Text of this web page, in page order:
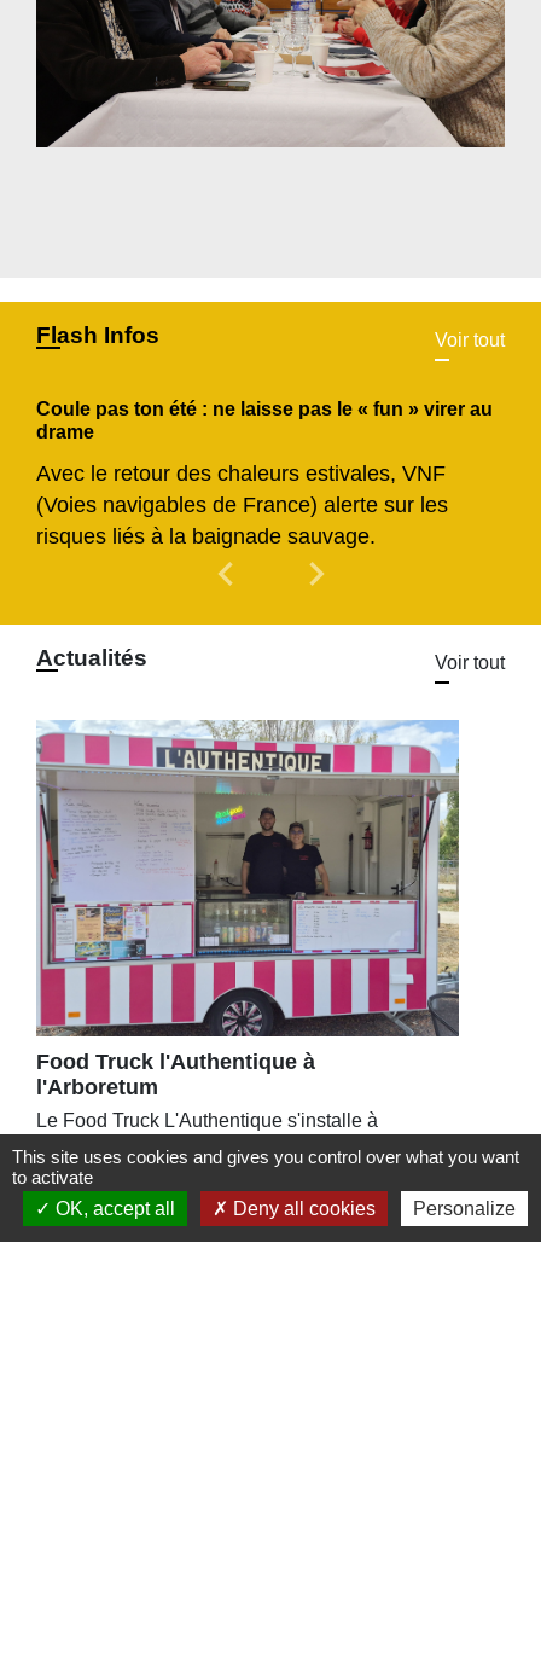
Flash Infos Voir tout
Coule pas ton été : ne laisse pas le « fun » virer au
drame
Avec le retour des chaleurs estivales, VNF
(Voies navigables de France) alerte sur les
risques liés à la baignade sauvage.
chevron_left Previous
chevron_right
Actualités Voir tout
Food Truck l'Authentique à
l'Arboretum
Le Food Truck L'Authentique s'installe à
l'aire de détente et de loisirs de
l'Arboretum, jusqu’au 6 septembre 2026
This site uses cookies and gives you control over what you want
to activate
OK, accept all
Deny all cookies Personalize